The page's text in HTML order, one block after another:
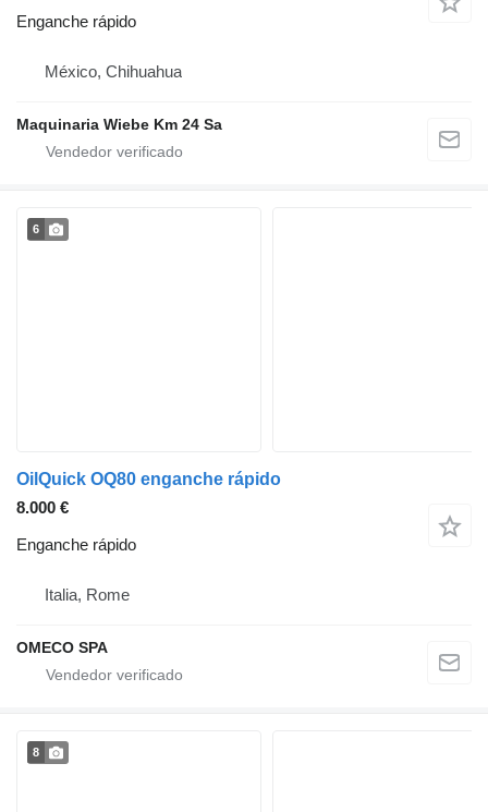
Enganche rápido
México, Chihuahua
Maquinaria Wiebe Km 24 Sa
6
OilQuick OQ80 enganche rápido
8.000 €
Enganche rápido
Italia, Rome
OMECO SPA
8